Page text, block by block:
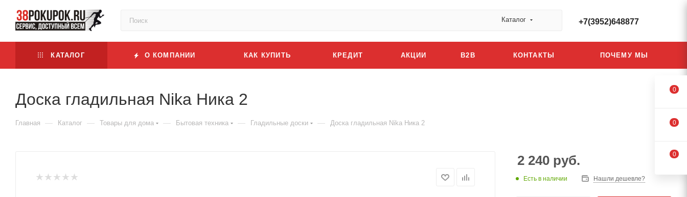
Каталог +7(3952)648877
КАТАЛОГ О КОМПАНИИ КАК КУПИТЬ КРЕДИТ АКЦИИ B2B КОНТАКТЫ ПОЧЕМУ МЫ
Доска гладильная Nika Ника 2
Главная — Каталог — Товары для дома — Бытовая техника — Гладильные доски — Доска гладильная Nika Ника 2
2 240 руб.
Есть в наличии Нашли дешевле?
0
0
0